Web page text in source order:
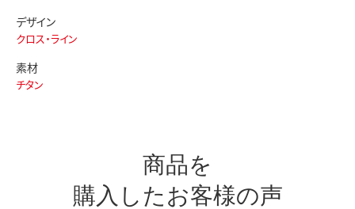
デザイン
クロス・ライン
素材
チタン
商品を
購入したお客様の声